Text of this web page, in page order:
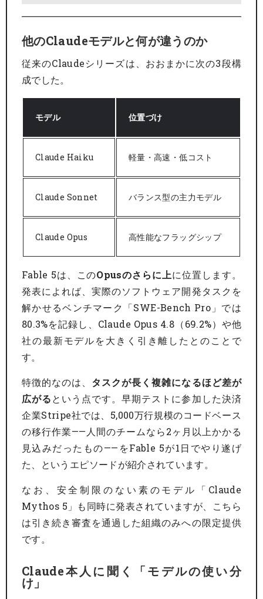
他のClaudeモデルと何が違うのか
従来のClaudeシリーズは、おおまかに次の3段構
成でした。
モデル 位置づけ
Claude Haiku 軽量・高速・低コスト
Claude Sonnet バランス型の主力モデル
Claude Opus 高性能なフラッグシップ
Fable 5は、このOpusのさらに上に位置します。
発表によれば、実際のソフトウェア開発タスクを
解かせるベンチマーク「SWE-Bench Pro」では
80.3%を記録し、Claude Opus 4.8（69.2%）や他
社の最新モデルを大きく引き離したとのことで
す。
特徴的なのは、 タスクが長く複雑になるほど差が
広がるという点です。早期テストに参加した決済
企業Stripe社では、5,000万行規模のコードベース
の移行作業——人間のチームなら2ヶ月以上かかる
見込みだったもの——をFable 5が1日でやり遂げ
た、というエピソードが紹介されています。
なお、安全制限のない素のモデル「Claude
Mythos 5」も同時に発表されていますが、こちら
は引き続き審査を通過した組織のみへの限定提供
です。
Claude本人に聞く「モデルの使い分
け」